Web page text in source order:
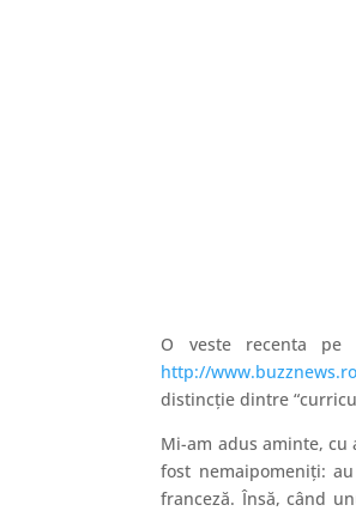
O veste recenta pe
http://
distincţie dintre
Mi-am adus aminte, cu
fost nemaipomeniţi:
franceză. Însă, când